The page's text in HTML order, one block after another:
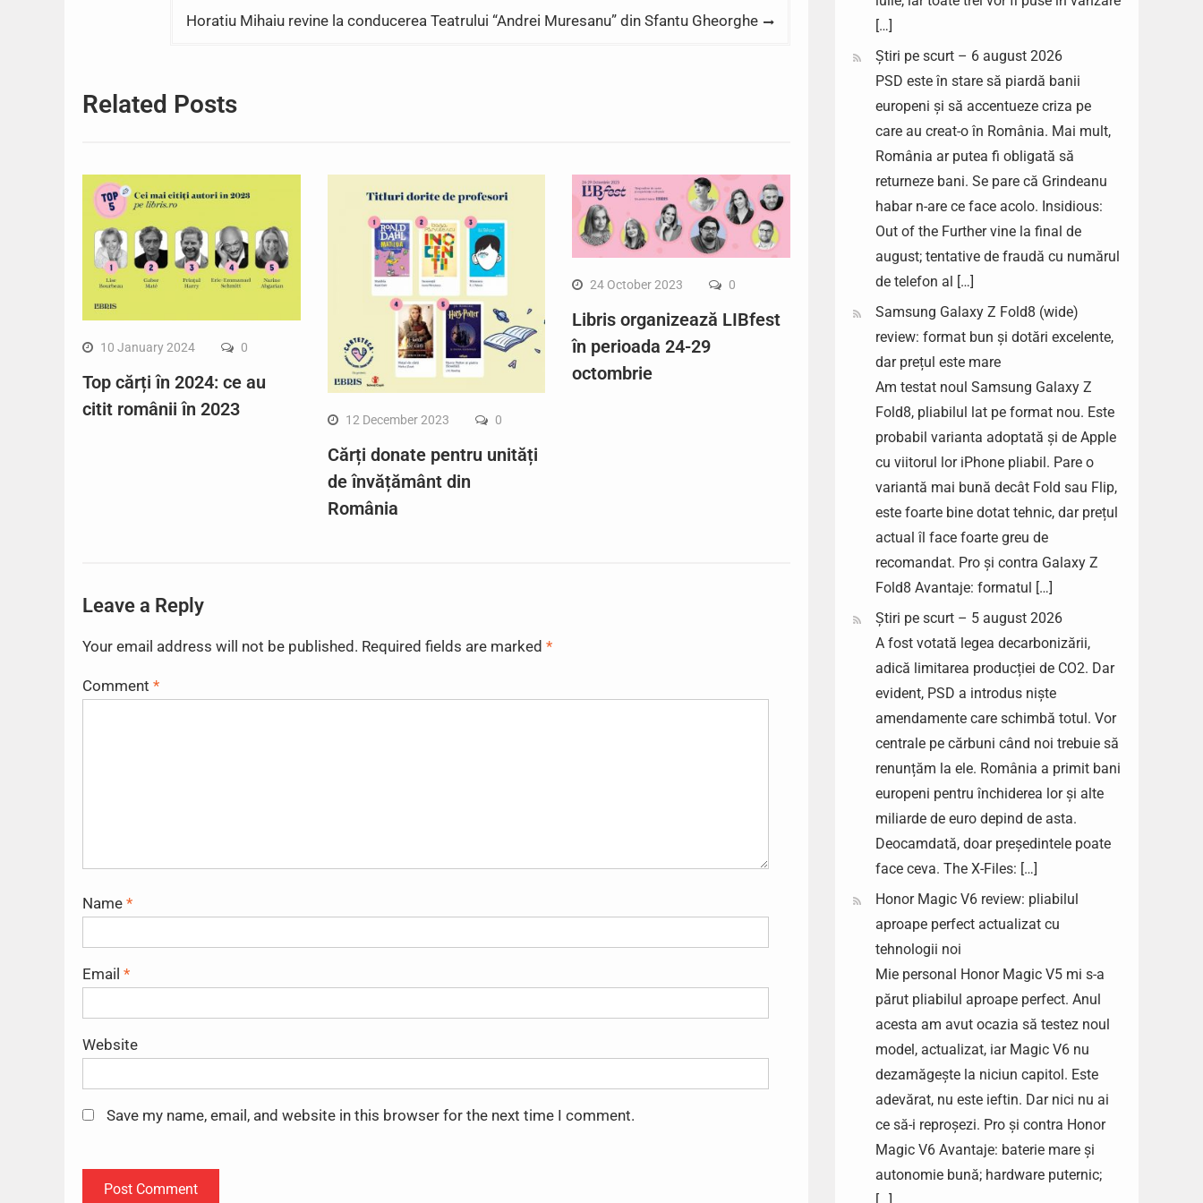
Horatiu Mihaiu revine la conducerea Teatrului “Andrei Muresanu” din Sfantu Gheorghe
Related Posts
10 January 2024 0
Top cărți în 2024: ce au
citit românii în 2023
12 December 2023 0
Cărți donate pentru unități
de învățământ din
România
24 October 2023 0
Libris organizează LIBfest
în perioada 24-29
octombrie
Leave a Reply
Your email address will not be published. Required fields are marked *
Comment *
Name *
Email *
Website
Save my name, email, and website in this browser for the next time I comment.
[…]
Știri pe scurt – 6 august 2026
PSD este în stare să piardă banii
europeni și să accentueze criza pe
care au creat-o în România. Mai mult,
România ar putea fi obligată să
returneze bani. Se pare că Grindeanu
habar n-are ce face acolo. Insidious:
Out of the Further vine la final de
august; tentative de fraudă cu numărul
de telefon al […]
Samsung Galaxy Z Fold8 (wide)
review: format bun și dotări excelente,
dar prețul este mare
Am testat noul Samsung Galaxy Z
Fold8, pliabilul lat pe format nou. Este
probabil varianta adoptată și de Apple
cu viitorul lor iPhone pliabil. Pare o
variantă mai bună decât Fold sau Flip,
este foarte bine dotat tehnic, dar prețul
actual îl face foarte greu de
recomandat. Pro și contra Galaxy Z
Fold8 Avantaje: formatul […]
Știri pe scurt – 5 august 2026
A fost votată legea decarbonizării,
adică limitarea producției de CO2. Dar
evident, PSD a introdus niște
amendamente care schimbă totul. Vor
centrale pe cărbuni când noi trebuie să
renunțăm la ele. România a primit bani
europeni pentru închiderea lor și alte
miliarde de euro depind de asta.
Deocamdată, doar președintele poate
face ceva. The X-Files: […]
Honor Magic V6 review: pliabilul
aproape perfect actualizat cu
tehnologii noi
Mie personal Honor Magic V5 mi s-a
părut pliabilul aproape perfect. Anul
acesta am avut ocazia să testez noul
model, actualizat, iar Magic V6 nu
dezamăgește la niciun capitol. Este
adevărat, nu este ieftin. Dar nici nu ai
ce să-i reproșezi. Pro și contra Honor
Magic V6 Avantaje: baterie mare și
autonomie bună; hardware puternic;